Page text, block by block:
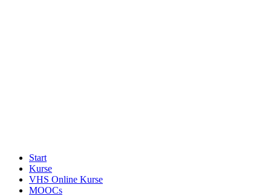
Start
Kurse
VHS Online Kurse
MOOCs